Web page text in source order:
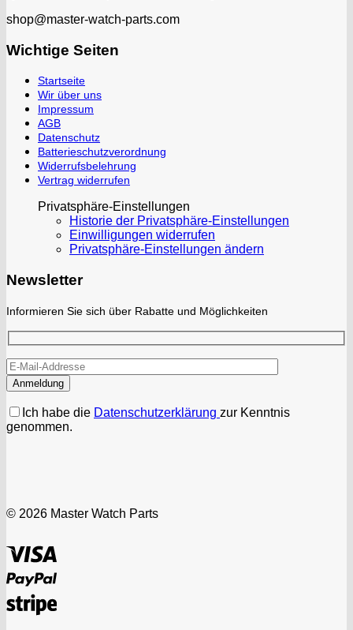
shop@master-watch-parts.com
Wichtige Seiten
Startseite
Wir über uns
Impressum
AGB
Datenschutz
Batterieschutzverordnung
Widerrufsbelehrung
Vertrag widerrufen
Privatsphäre-Einstellungen
Historie der Privatsphäre-Einstellungen
Einwilligungen widerrufen
Privatsphäre-Einstellungen ändern
Newsletter
Informieren Sie sich über Rabatte und Möglichkeiten
Ich habe die Datenschutzerklärung zur Kenntnis
genommen.
© 2026 Master Watch Parts
PayPal
Stripe